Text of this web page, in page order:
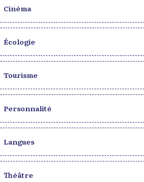
Cinéma
Écologie
Tourisme
Personnalité
Langues
Théâtre